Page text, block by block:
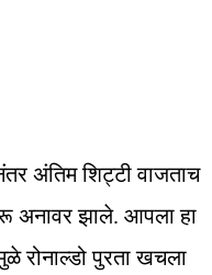
अंतिम शिट्टी वाजताच
अनावर झाले. आपला हा
रोनाल्डो पुरता खचला